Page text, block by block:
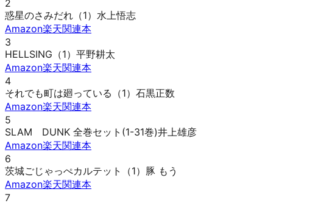
2
惑星のさみだれ（1） 水上悟志
Amazon楽天関連本
3
HELLSING（1） 平野耕太
Amazon楽天関連本
4
それでも町は廻っている（1） 石黒正数
Amazon楽天関連本
5
SLAM DUNK 全巻セット(1-31巻)井上雄彦
Amazon楽天関連本
6
茨城ごじゃっぺカルテット（1） 豚 もう
Amazon楽天関連本
7